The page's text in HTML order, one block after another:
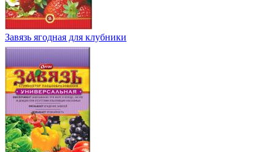
Завязь ягодная для клубники